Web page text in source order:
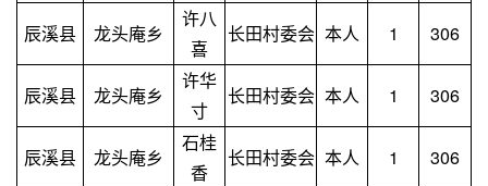
辰溪县 龙头庵乡
许八
喜
长田村委会 本人 1 306
辰溪县 龙头庵乡
许华
寸
长田村委会 本人 1 306
辰溪县 龙头庵乡
石桂
香
长田村委会 本人 1 306